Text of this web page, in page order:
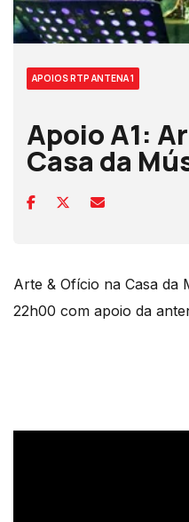
APOIOS RTP ANTENA 1
Apoio A1:
Casa da
Arte & Ofício na Casa da
22h00 com apoio da